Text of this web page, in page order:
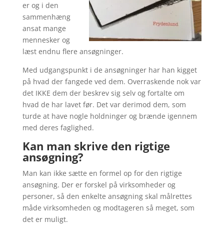
er og i den
sammenhæng
ansat mange
mennesker og
læst endnu flere ansøgninger.
Med udgangspunkt i de ansøgninger har han kigget
på hvad der fangede ved dem. Overraskende nok var
det IKKE dem der beskrev sig selv og fortalte om
hvad de har lavet før. Det var derimod dem, som
turde at have nogle holdninger og brænde igennem
med deres faglighed.
Kan man skrive den rigtige
ansøgning?
Man kan ikke sætte en formel op for den rigtige
ansøgning. Der er forskel på virksomheder og
personer, så den enkelte ansøgning skal målrettes
måde virksomheden og modtageren så meget, som
det er muligt.